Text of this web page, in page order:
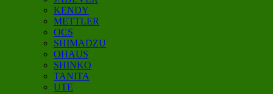
KENDY
METTLER
OCS
SHIMADZU
OHAUS
SHINKO
TANITA
UTE